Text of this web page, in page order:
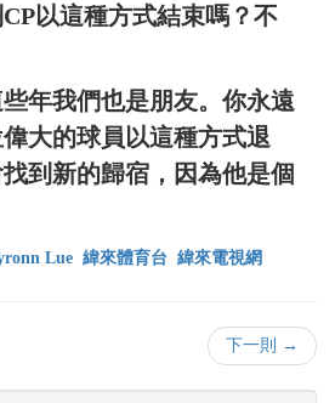
以這種方式結束嗎？不
年我們也是朋友。你永遠
大的球員以這種方式退
到新的歸宿，因為他是個
Lue 緯來體育台 緯來電視網
下一則 →